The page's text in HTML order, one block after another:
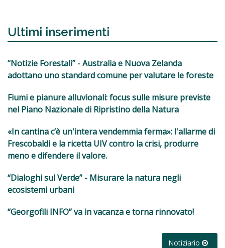
Ultimi inserimenti
“Notizie Forestali” - Australia e Nuova Zelanda
adottano uno standard comune per valutare le foreste
Fiumi e pianure alluvionali: focus sulle misure previste
nel Piano Nazionale di Ripristino della Natura
«In cantina c’è un'intera vendemmia ferma»: l'allarme di
Frescobaldi e la ricetta UIV contro la crisi, produrre
meno e difendere il valore.
“Dialoghi sul Verde” - Misurare la natura negli
ecosistemi urbani
“Georgofili INFO” va in vacanza e torna rinnovato!
Notiziario